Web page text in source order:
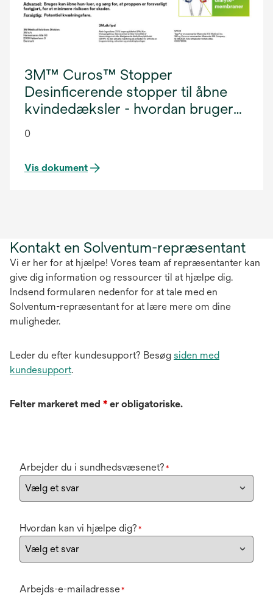
3M™ Curos™ Stopper
Desinficerende stopper til åbne
kvindedæksler - hvordan bruger
man den?
0
Vis dokument
Kontakt en Solventum-repræsentant
Vi er her for at hjælpe! Vores team af repræsentanter kan
give dig information og ressourcer til at hjælpe dig.
Indsend formularen nedenfor for at tale med en
Solventum-repræsentant for at lære mere om dine
muligheder.
Leder du efter kundesupport? Besøg siden med
kundesupport.
Felter markeret med * er obligatoriske.
Arbejder du i sundhedsvæsenet? *
Hvordan kan vi hjælpe dig? *
Arbejds-e-mailadresse*